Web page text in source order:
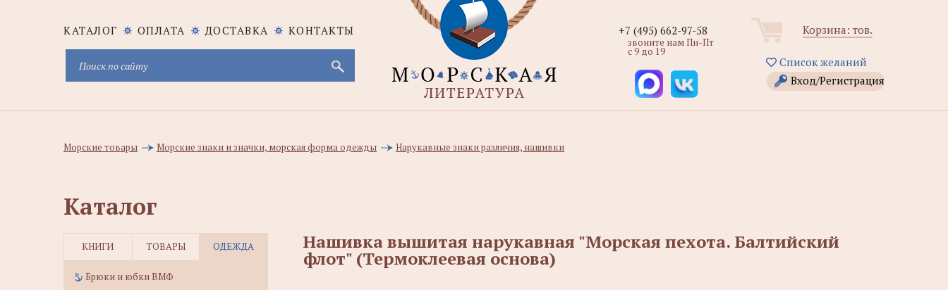
КАТАЛОГ ОПЛАТА ДОСТАВКА КОНТАКТЫ Корзина: тов.
Список желаний
Вход/Регистрация
+7 (495) 662-97-58
звоните нам Пн-Пт
с 9 до 19
Морские товары Морские знаки и значки, морская форма одежды Нарукавные знаки различия, нашивки
Каталог
КНИГИ ТОВАРЫ ОДЕЖДА
Брюки и юбки ВМФ
Нашивка вышитая нарукавная "Морская пехота. Балтийский
флот" (Термоклеевая основа)